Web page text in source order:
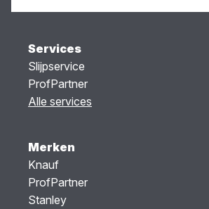
Services
Slijpservice
ProfPartner
Alle services
Merken
Knauf
ProfPartner
Stanley